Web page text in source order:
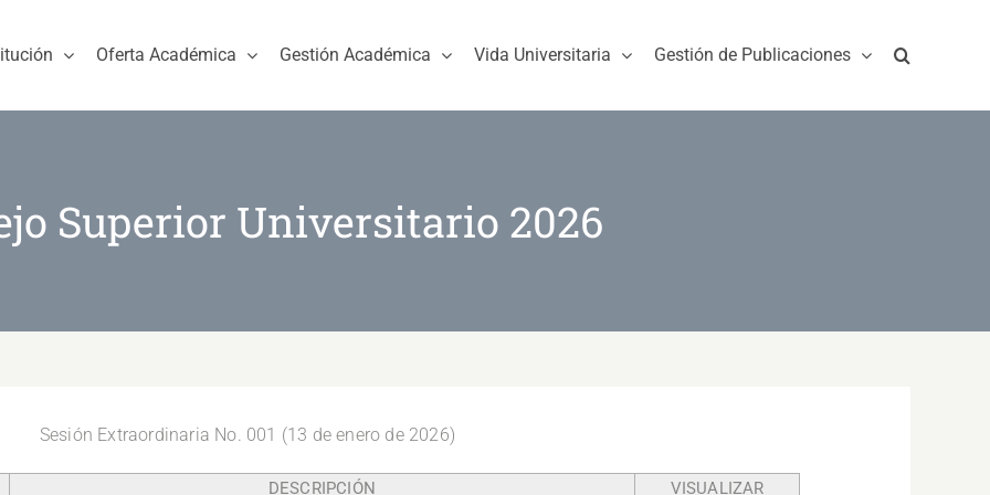
Oferta Académica Gestión Académica Vida Universitaria Gestión de Publicaciones
Superior Universitario 2026
Sesión Extraordinaria No. 001 (13 de enero de 2026)
DESCRIPCIÓN VISUALIZAR